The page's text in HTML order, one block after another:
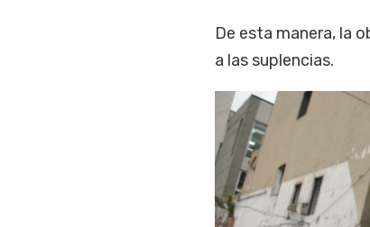
De esta manera, la
a las suplencias.